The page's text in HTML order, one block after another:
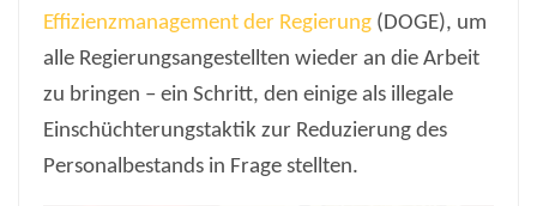
Effizienzmanagement der Regierung (DOGE), um
alle Regierungsangestellten wieder an die Arbeit
zu bringen – ein Schritt, den einige als illegale
Einschüchterungstaktik zur Reduzierung des
Personalbestands in Frage stellten.